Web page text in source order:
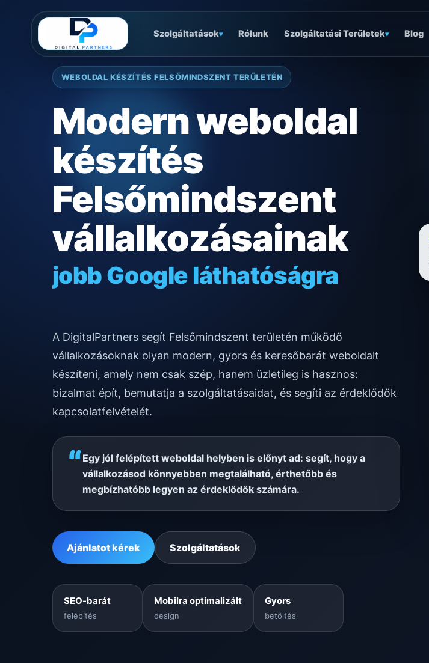
Szolgáltatások▾ Rólunk Szolgáltatási Területek▾ Blog
WEBOLDAL KÉSZÍTÉS FELSŐMINDSZENT TERÜLETÉN
Modern weboldal
készítés
Felsőmindszent
vállalkozásainak
jobb Google láthatóságra
gyors mobilos működésre
A DigitalPartners segít Felsőmindszent területén működő
vállalkozásoknak olyan modern, gyors és keresőbarát weboldalt
készíteni, amely nem csak szép, hanem üzletileg is hasznos:
bizalmat épít, bemutatja a szolgáltatásaidat, és segíti az érdeklődők
kapcsolatfelvételét.
“Egy jól felépített weboldal helyben is előnyt ad: segít, hogy a
vállalkozásod könnyebben megtalálható, érthetőbb és
megbízhatóbb legyen az érdeklődők számára.
Ajánlatot kérek Szolgáltatások
SEO-barát
felépítés
Mobilra optimalizált
design
Gyors
betöltés